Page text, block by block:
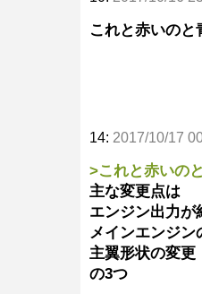
これと赤いの
14: 2017/10/17
>これと赤いの
主な変更点は
エンジン出力が
メインエンジ
主翼形状の変更
の3つ